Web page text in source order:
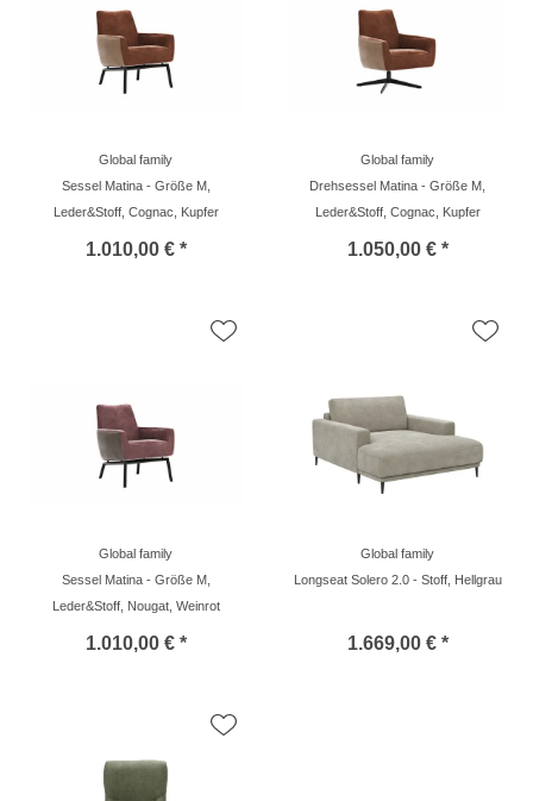
Global family
Sessel Matina - Größe M,
Leder&Stoff, Cognac, Kupfer
1.010,00 € *
Global family
Drehsessel Matina - Größe M,
Leder&Stoff, Cognac, Kupfer
1.050,00 € *
Global family
Sessel Matina - Größe M,
Leder&Stoff, Nougat, Weinrot
1.010,00 € *
Global family
Longseat Solero 2.0 - Stoff, Hellgrau
1.669,00 € *